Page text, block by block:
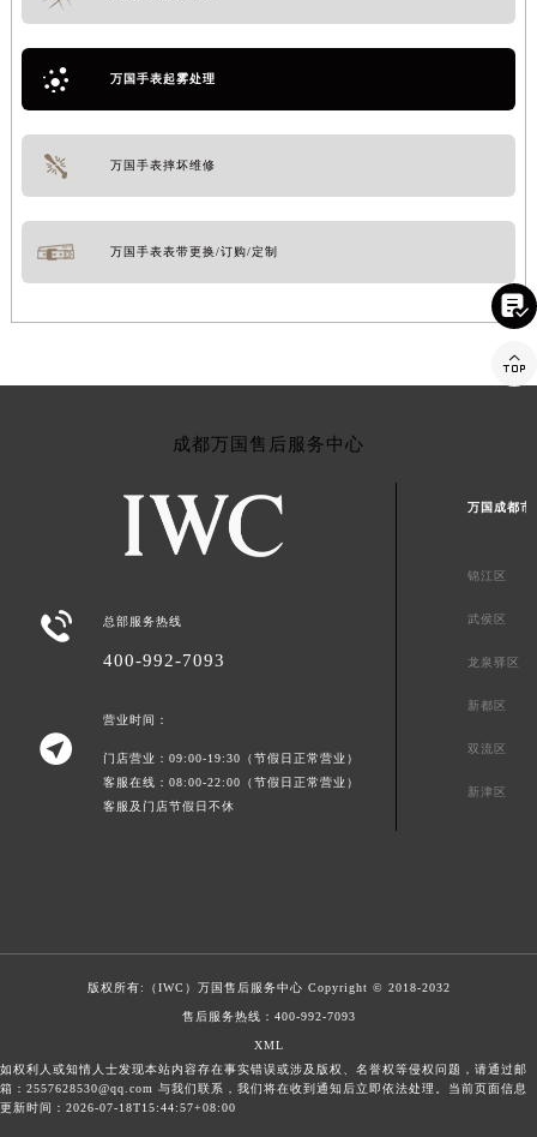
万国手表起雾处理
万国手表摔坏维修
万国手表表带更换/订购/定制
成都万国售后服务中心
 总部服务热线
400-992-7093

营业时间：
门店营业：09:00-19:30（节假日正常营业）
客服在线：08:00-22:00（节假日正常营业）
客服及门店节假日不休
万国成都市
锦江区
武侯区
龙泉驿区
新都区
双流区
新津区
版权所有:（IWC） 万国售后服务中心 Copyright © 2018-2032
售后服务热线： 400-992-7093
XML
如权利人或知情人士发现本站内容存在事实错误或涉及版权、名誉权等侵权问题，请通过邮
箱：2557628530@qq.com 与我们联系，我们将在收到通知后立即依法处理。当前页面信息
更新时间：2026-07-18T15:44:57+08:00

